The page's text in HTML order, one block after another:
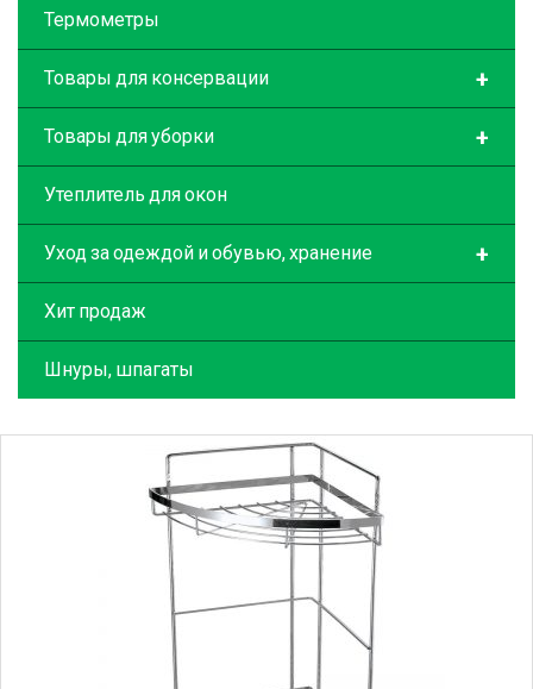
Термометры
+
Товары для консервации
+
Товары для уборки
Утеплитель для окон
+
Уход за одеждой и обувью, хранение
Хит продаж
Шнуры, шпагаты